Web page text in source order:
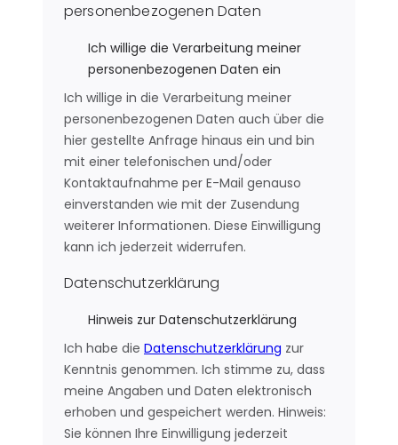
personenbezogenen Daten
Ich willige die Verarbeitung meiner
personenbezogenen Daten ein
Ich willige in die Verarbeitung meiner
personenbezogenen Daten auch über die
hier gestellte Anfrage hinaus ein und bin
mit einer telefonischen und/oder
Kontaktaufnahme per E-Mail genauso
einverstanden wie mit der Zusendung
weiterer Informationen. Diese Einwilligung
kann ich jederzeit widerrufen.
Datenschutzerklärung
Hinweis zur Datenschutzerklärung
Ich habe die Datenschutzerklärung zur
Kenntnis genommen. Ich stimme zu, dass
meine Angaben und Daten elektronisch
erhoben und gespeichert werden. Hinweis:
Sie können Ihre Einwilligung jederzeit